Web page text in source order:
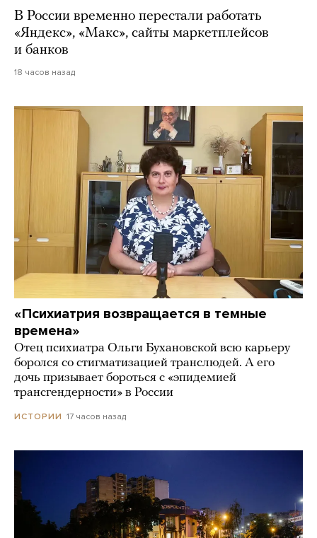
В России временно перестали работать
«Яндекс», «Макс», сайты маркетплейсов
и банков
18 часов назад
«Психиатрия возвращается в темные
времена»
Отец психиатра Ольги Бухановской всю карьеру
боролся со стигматизацией транслюдей. А его
дочь призывает бороться с «эпидемией
трансгендерности» в России
ИСТОРИИ 17 часов назад